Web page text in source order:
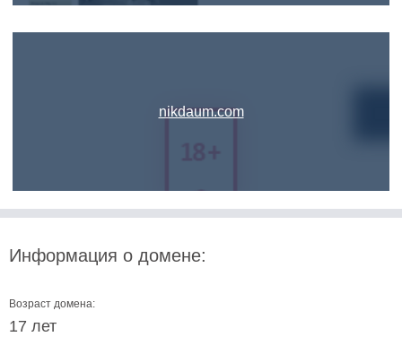
nikdaum.com
Информация о домене:
Возраст домена:
17 лет